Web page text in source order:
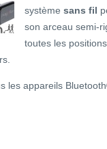
système sans fil
son arceau semi-
toutes les
les appareils